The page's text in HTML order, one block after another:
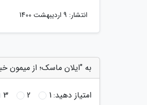
انتشار: 9 اردیبهشت 1400
به "ایلان ماسک؛ از میمون
امتیاز دهید:1
2
3